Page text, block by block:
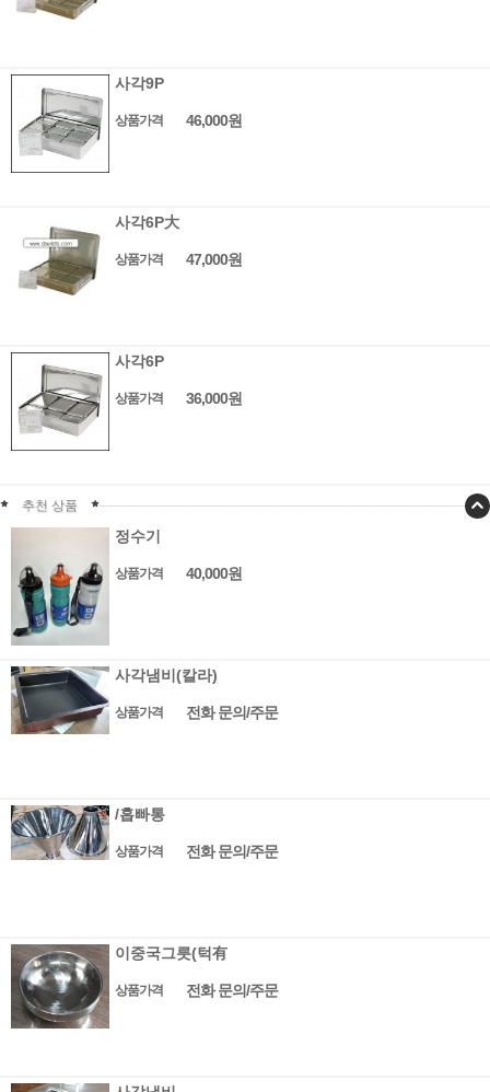
사각9P
상품가격 46,000원
사각6P大
상품가격 47,000원
사각6P
상품가격 36,000원
추천 상품
정수기
상품가격 40,000원
사각냄비(칼라)
상품가격 전화 문의/주문
/홉빠통
상품가격 전화 문의/주문
이중국그릇(턱有
상품가격 전화 문의/주문